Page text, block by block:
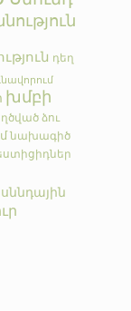
դեղ
խմբի
ձու
նախագիծ
սննդային